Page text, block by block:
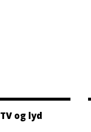
og lyd